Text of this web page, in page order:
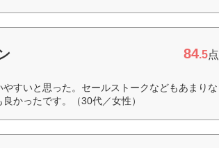
84.5点
すいと思った。セールストークなどもあまりな
かったです。（30代／女性）